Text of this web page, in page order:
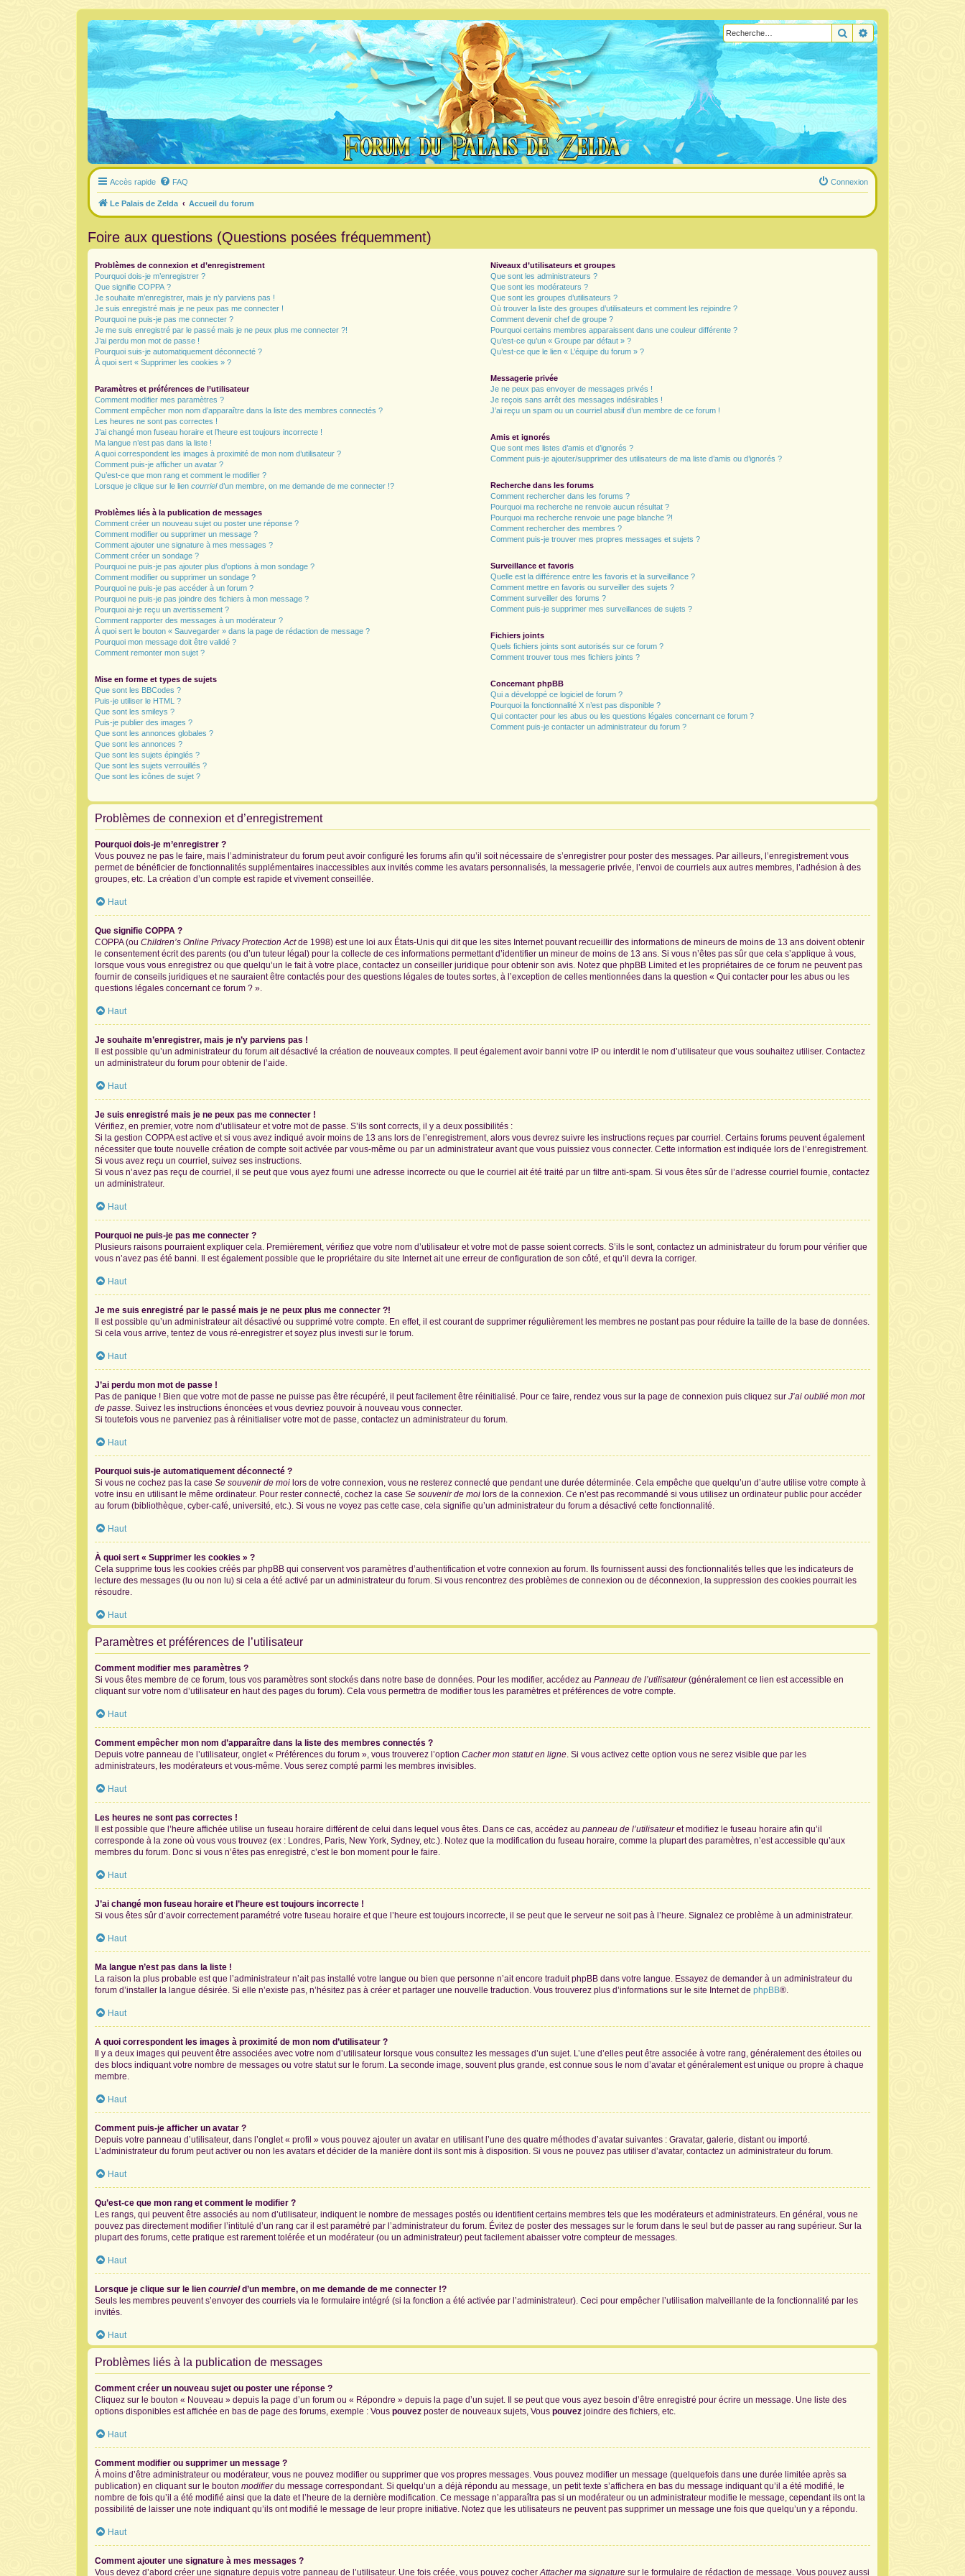
RechercherRecherche avancée
Accès rapide FAQ Connexion
Le Palais de Zelda Accueil du forum
Foire aux questions (Questions posées fréquemment)
Problèmes de connexion et d’enregistrement
Pourquoi dois-je m’enregistrer ?
Que signifie COPPA ?
Je souhaite m’enregistrer, mais je n’y parviens pas !
Je suis enregistré mais je ne peux pas me connecter !
Pourquoi ne puis-je pas me connecter ?
Je me suis enregistré par le passé mais je ne peux plus me connecter ?!
J’ai perdu mon mot de passe !
Pourquoi suis-je automatiquement déconnecté ?
À quoi sert « Supprimer les cookies » ?
Paramètres et préférences de l’utilisateur
Comment modifier mes paramètres ?
Comment empêcher mon nom d’apparaître dans la liste des membres connectés ?
Les heures ne sont pas correctes !
J’ai changé mon fuseau horaire et l’heure est toujours incorrecte !
Ma langue n’est pas dans la liste !
A quoi correspondent les images à proximité de mon nom d’utilisateur ?
Comment puis-je afficher un avatar ?
Qu’est-ce que mon rang et comment le modifier ?
Lorsque je clique sur le lien courrield’un membre, on me demande de me connecter !?
Problèmes liés à la publication de messages
Comment créer un nouveau sujet ou poster une réponse ?
Comment modifier ou supprimer un message ?
Comment ajouter une signature à mes messages ?
Comment créer un sondage ?
Pourquoi ne puis-je pas ajouter plus d’options à mon sondage ?
Comment modifier ou supprimer un sondage ?
Pourquoi ne puis-je pas accéder à un forum ?
Pourquoi ne puis-je pas joindre des fichiers à mon message ?
Pourquoi ai-je reçu un avertissement ?
Comment rapporter des messages à un modérateur ?
À quoi sert le bouton « Sauvegarder » dans la page de rédaction de message ?
Pourquoi mon message doit être validé ?
Comment remonter mon sujet ?
Mise en forme et types de sujets
Que sont les BBCodes ?
Puis-je utiliser le HTML ?
Que sont les smileys ?
Puis-je publier des images ?
Que sont les annonces globales ?
Que sont les annonces ?
Que sont les sujets épinglés ?
Que sont les sujets verrouillés ?
Que sont les icônes de sujet ?
Niveaux d’utilisateurs et groupes
Que sont les administrateurs ?
Que sont les modérateurs ?
Que sont les groupes d’utilisateurs ?
Où trouver la liste des groupes d’utilisateurs et comment les rejoindre ?
Comment devenir chef de groupe ?
Pourquoi certains membres apparaissent dans une couleur différente ?
Qu’est-ce qu’un « Groupe par défaut » ?
Qu’est-ce que le lien « L’équipe du forum » ?
Messagerie privée
Je ne peux pas envoyer de messages privés !
Je reçois sans arrêt des messages indésirables !
J’ai reçu un spam ou un courriel abusif d’un membre de ce forum !
Amis et ignorés
Que sont mes listes d’amis et d’ignorés ?
Comment puis-je ajouter/supprimer des utilisateurs de ma liste d’amis ou d’ignorés ?
Recherche dans les forums
Comment rechercher dans les forums ?
Pourquoi ma recherche ne renvoie aucun résultat ?
Pourquoi ma recherche renvoie une page blanche ?!
Comment rechercher des membres ?
Comment puis-je trouver mes propres messages et sujets ?
Surveillance et favoris
Quelle est la différence entre les favoris et la surveillance ?
Comment mettre en favoris ou surveiller des sujets ?
Comment surveiller des forums ?
Comment puis-je supprimer mes surveillances de sujets ?
Fichiers joints
Quels fichiers joints sont autorisés sur ce forum ?
Comment trouver tous mes fichiers joints ?
Concernant phpBB
Qui a développé ce logiciel de forum ?
Pourquoi la fonctionnalité X n’est pas disponible ?
Qui contacter pour les abus ou les questions légales concernant ce forum ?
Comment puis-je contacter un administrateur du forum ?
Problèmes de connexion et d’enregistrement
Pourquoi dois-je m’enregistrer ?
Vous pouvez ne pas le faire, mais l’administrateur du forum peut avoir configuré les forums afin qu’il soit nécessaire de s’enregistrer pour poster des messages. Par ailleurs, l’enregistrement vous
permet de bénéficier de fonctionnalités supplémentaires inaccessibles aux invités comme les avatars personnalisés, la messagerie privée, l’envoi de courriels aux autres membres, l’adhésion à des
groupes, etc. La création d’un compte est rapide et vivement conseillée.
Haut
Que signifie COPPA ?
COPPA (ou Children’s Online Privacy Protection Actde 1998) est une loi aux États-Unis qui dit que les sites Internet pouvant recueillir des informations de mineurs de moins de 13 ans doivent obtenir
le consentement écrit des parents (ou d’un tuteur légal) pour la collecte de ces informations permettant d’identifier un mineur de moins de 13 ans. Si vous n’êtes pas sûr que cela s’applique à vous,
lorsque vous vous enregistrez ou que quelqu’un le fait à votre place, contactez un conseiller juridique pour obtenir son avis. Notez que phpBB Limited et les propriétaires de ce forum ne peuvent pas
fournir de conseils juridiques et ne sauraient être contactés pour des questions légales de toutes sortes, à l’exception de celles mentionnées dans la question « Qui contacter pour les abus ou les
questions légales concernant ce forum ? ».
Haut
Je souhaite m’enregistrer, mais je n’y parviens pas !
Il est possible qu’un administrateur du forum ait désactivé la création de nouveaux comptes. Il peut également avoir banni votre IP ou interdit le nom d’utilisateur que vous souhaitez utiliser. Contactez
un administrateur du forum pour obtenir de l’aide.
Haut
Je suis enregistré mais je ne peux pas me connecter !
Vérifiez, en premier, votre nom d’utilisateur et votre mot de passe. S’ils sont corrects, il y a deux possibilités :
Si la gestion COPPA est active et si vous avez indiqué avoir moins de 13 ans lors de l’enregistrement, alors vous devrez suivre les instructions reçues par courriel. Certains forums peuvent également
nécessiter que toute nouvelle création de compte soit activée par vous-même ou par un administrateur avant que vous puissiez vous connecter. Cette information est indiquée lors de l’enregistrement.
Si vous avez reçu un courriel, suivez ses instructions.
Si vous n’avez pas reçu de courriel, il se peut que vous ayez fourni une adresse incorrecte ou que le courriel ait été traité par un filtre anti-spam. Si vous êtes sûr de l’adresse courriel fournie, contactez
un administrateur.
Haut
Pourquoi ne puis-je pas me connecter ?
Plusieurs raisons pourraient expliquer cela. Premièrement, vérifiez que votre nom d’utilisateur et votre mot de passe soient corrects. S’ils le sont, contactez un administrateur du forum pour vérifier que
vous n’avez pas été banni. Il est également possible que le propriétaire du site Internet ait une erreur de configuration de son côté, et qu’il devra la corriger.
Haut
Je me suis enregistré par le passé mais je ne peux plus me connecter ?!
Il est possible qu’un administrateur ait désactivé ou supprimé votre compte. En effet, il est courant de supprimer régulièrement les membres ne postant pas pour réduire la taille de la base de données.
Si cela vous arrive, tentez de vous ré-enregistrer et soyez plus investi sur le forum.
Haut
J’ai perdu mon mot de passe !
Pas de panique ! Bien que votre mot de passe ne puisse pas être récupéré, il peut facilement être réinitialisé. Pour ce faire, rendez vous sur la page de connexion puis cliquez sur J’ai oublié mon mot
de passe. Suivez les instructions énoncées et vous devriez pouvoir à nouveau vous connecter.
Si toutefois vous ne parveniez pas à réinitialiser votre mot de passe, contactez un administrateur du forum.
Haut
Pourquoi suis-je automatiquement déconnecté ?
Si vous ne cochez pas la case Se souvenir de moi lors de votre connexion, vous ne resterez connecté que pendant une durée déterminée. Cela empêche que quelqu’un d’autre utilise votre compte à
votre insu en utilisant le même ordinateur. Pour rester connecté, cochez la case Se souvenir de moi lors de la connexion. Ce n’est pas recommandé si vous utilisez un ordinateur public pour accéder
au forum (bibliothèque, cyber-café, université, etc.). Si vous ne voyez pas cette case, cela signifie qu’un administrateur du forum a désactivé cette fonctionnalité.
Haut
À quoi sert « Supprimer les cookies » ?
Cela supprime tous les cookies créés par phpBB qui conservent vos paramètres d’authentification et votre connexion au forum. Ils fournissent aussi des fonctionnalités telles que les indicateurs de
lecture des messages (lu ou non lu) si cela a été activé par un administrateur du forum. Si vous rencontrez des problèmes de connexion ou de déconnexion, la suppression des cookies pourrait les
résoudre.
Haut
Paramètres et préférences de l’utilisateur
Comment modifier mes paramètres ?
Si vous êtes membre de ce forum, tous vos paramètres sont stockés dans notre base de données. Pour les modifier, accédez au Panneau de l’utilisateur(généralement ce lien est accessible en
cliquant sur votre nom d’utilisateur en haut des pages du forum). Cela vous permettra de modifier tous les paramètres et préférences de votre compte.
Haut
Comment empêcher mon nom d’apparaître dans la liste des membres connectés ?
Depuis votre panneau de l’utilisateur, onglet « Préférences du forum », vous trouverez l’option Cacher mon statut en ligne. Si vous activez cette option vous ne serez visible que par les
administrateurs, les modérateurs et vous-même. Vous serez compté parmi les membres invisibles.
Haut
Les heures ne sont pas correctes !
Il est possible que l’heure affichée utilise un fuseau horaire différent de celui dans lequel vous êtes. Dans ce cas, accédez au panneau de l’utilisateuret modifiez le fuseau horaire afin qu’il
corresponde à la zone où vous vous trouvez (ex : Londres, Paris, New York, Sydney, etc.). Notez que la modification du fuseau horaire, comme la plupart des paramètres, n’est accessible qu’aux
membres du forum. Donc si vous n’êtes pas enregistré, c’est le bon moment pour le faire.
Haut
J’ai changé mon fuseau horaire et l’heure est toujours incorrecte !
Si vous êtes sûr d’avoir correctement paramétré votre fuseau horaire et que l’heure est toujours incorrecte, il se peut que le serveur ne soit pas à l’heure. Signalez ce problème à un administrateur.
Haut
Ma langue n’est pas dans la liste !
La raison la plus probable est que l’administrateur n’ait pas installé votre langue ou bien que personne n’ait encore traduit phpBB dans votre langue. Essayez de demander à un administrateur du
forum d’installer la langue désirée. Si elle n’existe pas, n’hésitez pas à créer et partager une nouvelle traduction. Vous trouverez plus d’informations sur le site Internet de phpBB®.
Haut
A quoi correspondent les images à proximité de mon nom d’utilisateur ?
Il y a deux images qui peuvent être associées avec votre nom d’utilisateur lorsque vous consultez les messages d’un sujet. L’une d’elles peut être associée à votre rang, généralement des étoiles ou
des blocs indiquant votre nombre de messages ou votre statut sur le forum. La seconde image, souvent plus grande, est connue sous le nom d’avatar et généralement est unique ou propre à chaque
membre.
Haut
Comment puis-je afficher un avatar ?
Depuis votre panneau d’utilisateur, dans l’onglet « profil » vous pouvez ajouter un avatar en utilisant l’une des quatre méthodes d’avatar suivantes : Gravatar, galerie, distant ou importé.
L’administrateur du forum peut activer ou non les avatars et décider de la manière dont ils sont mis à disposition. Si vous ne pouvez pas utiliser d’avatar, contactez un administrateur du forum.
Haut
Qu’est-ce que mon rang et comment le modifier ?
Les rangs, qui peuvent être associés au nom d’utilisateur, indiquent le nombre de messages postés ou identifient certains membres tels que les modérateurs et administrateurs. En général, vous ne
pouvez pas directement modifier l’intitulé d’un rang car il est paramétré par l’administrateur du forum. Évitez de poster des messages sur le forum dans le seul but de passer au rang supérieur. Sur la
plupart des forums, cette pratique est rarement tolérée et un modérateur (ou un administrateur) peut facilement abaisser votre compteur de messages.
Haut
Lorsque je clique sur le lien courrield’un membre, on me demande de me connecter !?
Seuls les membres peuvent s’envoyer des courriels via le formulaire intégré (si la fonction a été activée par l’administrateur). Ceci pour empêcher l’utilisation malveillante de la fonctionnalité par les
invités.
Haut
Problèmes liés à la publication de messages
Comment créer un nouveau sujet ou poster une réponse ?
Cliquez sur le bouton « Nouveau » depuis la page d’un forum ou « Répondre » depuis la page d’un sujet. Il se peut que vous ayez besoin d’être enregistré pour écrire un message. Une liste des
options disponibles est affichée en bas de page des forums, exemple : Vous pouvez poster de nouveaux sujets, Vous pouvez joindre des fichiers, etc.
Haut
Comment modifier ou supprimer un message ?
À moins d’être administrateur ou modérateur, vous ne pouvez modifier ou supprimer que vos propres messages. Vous pouvez modifier un message (quelquefois dans une durée limitée après sa
publication) en cliquant sur le bouton modifierdu message correspondant. Si quelqu’un a déjà répondu au message, un petit texte s’affichera en bas du message indiquant qu’il a été modifié, le
nombre de fois qu’il a été modifié ainsi que la date et l’heure de la dernière modification. Ce message n’apparaîtra pas si un modérateur ou un administrateur modifie le message, cependant ils ont la
possibilité de laisser une note indiquant qu’ils ont modifié le message de leur propre initiative. Notez que les utilisateurs ne peuvent pas supprimer un message une fois que quelqu’un y a répondu.
Haut
Comment ajouter une signature à mes messages ?
Vous devez d’abord créer une signature depuis votre panneau de l’utilisateur. Une fois créée, vous pouvez cocherAttacher ma signature sur le formulaire de rédaction de message. Vous pouvez aussi